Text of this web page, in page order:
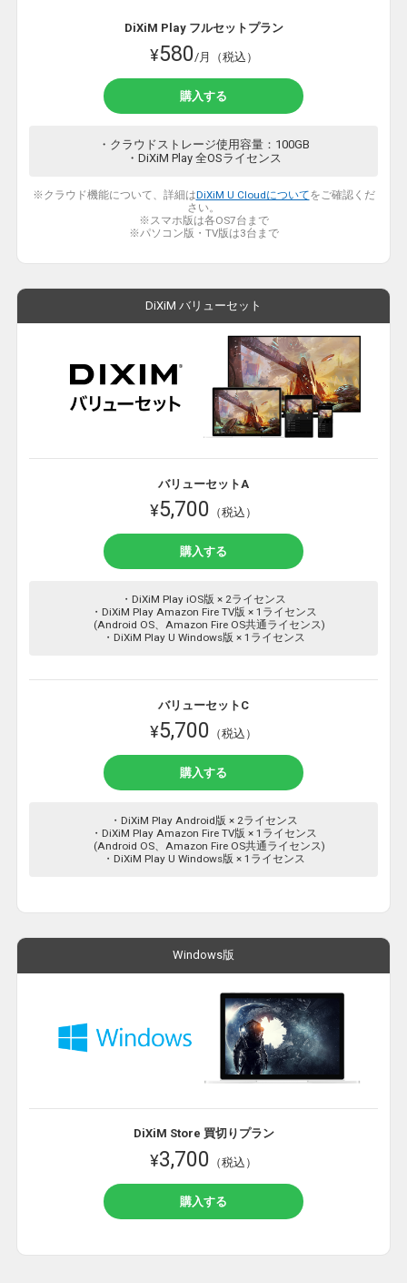
DiXiM Play フルセットプラン
¥580 /月（税込）
購入する
・クラウドストレージ使用容量：100GB
・DiXiM Play 全OSライセンス
※クラウド機能について、詳細はDiXiM U Cloudについてをご確認くだ
さい。
※スマホ版は各OS7台まで
※パソコン版・TV版は3台まで
DiXiM バリューセット
バリューセットA
¥5,700 （税込）
購入する
・DiXiM Play iOS版 × 2ライセンス
・DiXiM Play Amazon Fire TV版 × 1ライセンス
(Android OS、Amazon Fire OS共通ライセンス)
・DiXiM Play U Windows版 × 1ライセンス
バリューセットC
¥5,700 （税込）
購入する
・DiXiM Play Android版 × 2ライセンス
・DiXiM Play Amazon Fire TV版 × 1ライセンス
(Android OS、Amazon Fire OS共通ライセンス)
・DiXiM Play U Windows版 × 1ライセンス
Windows版
DiXiM Store 買切りプラン
¥3,700 （税込）
購入する